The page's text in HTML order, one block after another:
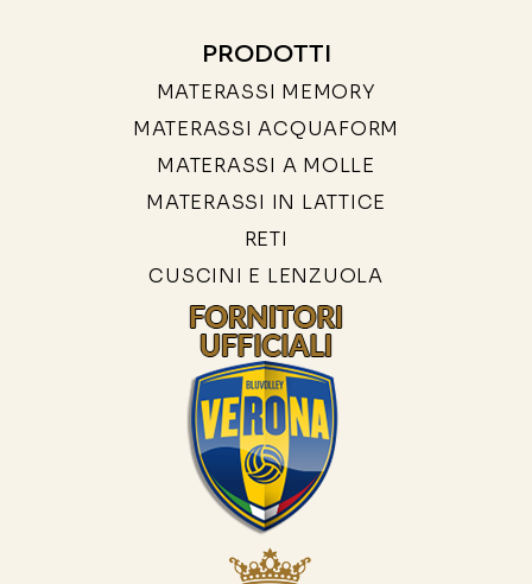
PRODOTTI
MATERASSI MEMORY
MATERASSI ACQUAFORM
MATERASSI A MOLLE
MATERASSI IN LATTICE
RETI
CUSCINI E LENZUOLA